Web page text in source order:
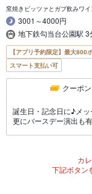
窯焼きピッツァとガブ飲みワイ
3001～4000円
地下鉄勾当台公園駅
【アプリ予約限定】最大800
スマート支払い可
クーポン
誕生日・記念日に♪メ
更にバースデー演出も有
カ
下記ボタン